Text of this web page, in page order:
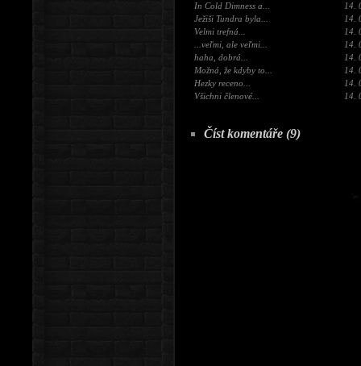
In Cold Dimness a...
14.
Ježiši Tundra byla...
14.
Velmi trefná...
14.
...veľmi, ale veľmi...
14.
haha, dobrá...
14.
Možná, že kdyby to...
14.
Hezky receno...
14.
Všichni členové...
14.
Číst komentáře (9)